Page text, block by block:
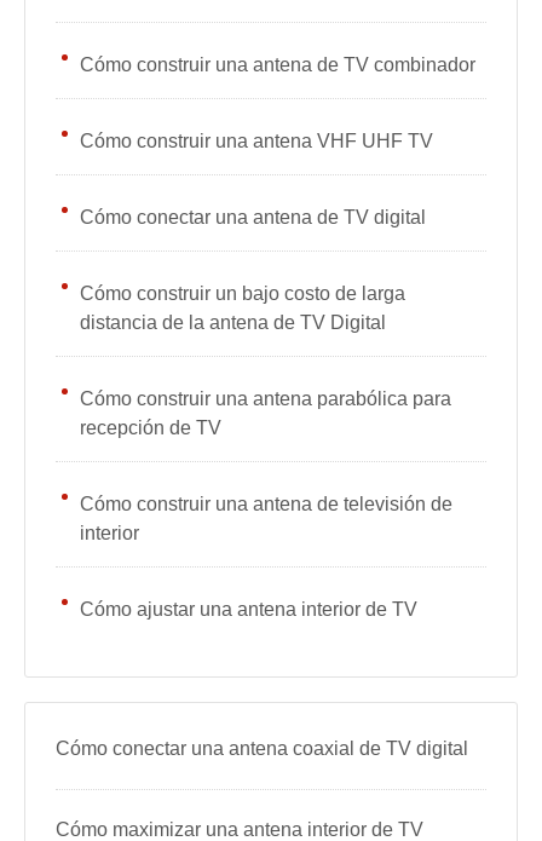
Cómo construir una antena de TV combinador
Cómo construir una antena VHF UHF TV
Cómo conectar una antena de TV digital
Cómo construir un bajo costo de larga
distancia de la antena de TV Digital
Cómo construir una antena parabólica para
recepción de TV
Cómo construir una antena de televisión de
interior
Cómo ajustar una antena interior de TV
Cómo conectar una antena coaxial de TV digital
Cómo maximizar una antena interior de TV